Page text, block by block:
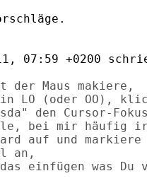
07:59 +0200
der Maus makiere,
LO (oder OO),
den Cursor-
bei mir häufig
auf und
an,